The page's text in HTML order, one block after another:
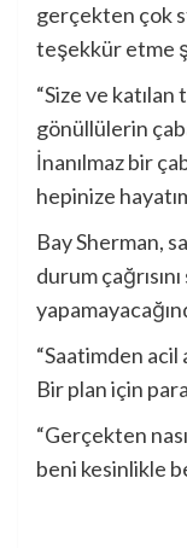
gerçekten çok
teşekkür etme
“Size ve
gönüllülerin
İnanılmaz bir
hepinize
Bay Sherman,
durum
“Saatimden
Bir plan için
“Gerçekten
beni kesinlikle